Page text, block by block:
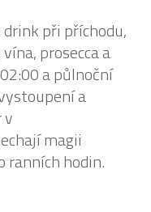
při příchodu,
prosecca a
a půlnoční
a
v
magii
ranních hodin.